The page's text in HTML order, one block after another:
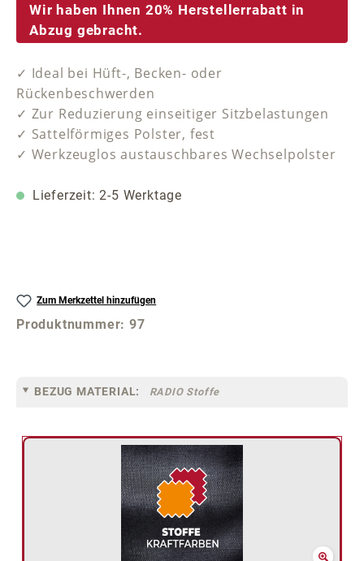
Wir haben Ihnen 20% Herstellerrabatt in
Abzug gebracht.
✓ Ideal bei Hüft-, Becken- oder
Rückenbeschwerden
✓ Zur Reduzierung einseitiger Sitzbelastungen
✓ Sattelförmiges Polster, fest
✓ Werkzeuglos austauschbares Wechselpolster
Lieferzeit: 2-5 Werktage
Zum Merkzettel hinzufügen
Produktnummer:97
BEZUG MATERIAL: RADIO Stoffe